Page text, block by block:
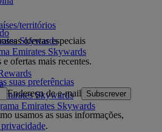
territórios
Skywards
Emirates Skywards
Skywards
Emirates Skywards
ofertas especiais
ofertas mais recentes.
suas preferências
Endereço de e-mail
Subscrever
usamos as suas informações,
.